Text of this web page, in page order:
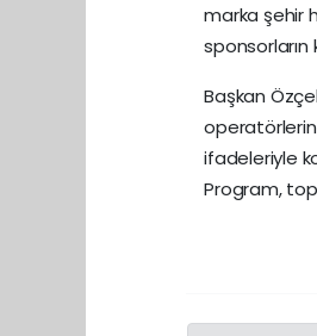
marka şehir
Başkan
ifadeleriyle
Program,